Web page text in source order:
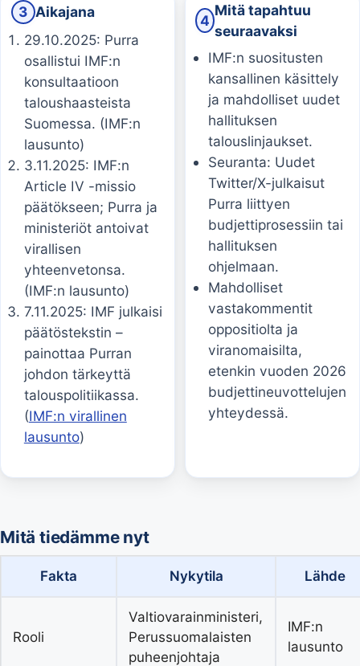
3 Aikajana
29.10.2025: Purra
osallistui IMF:n
konsultaatioon
taloushaasteista
Suomessa. (IMF:n
lausunto)
3.11.2025: IMF:n
Article IV -missio
päätökseen; Purra ja
ministeriöt antoivat
virallisen
yhteenvetonsa.
(IMF:n lausunto)
7.11.2025: IMF julkaisi
päätöstekstin –
painottaa Purran
johdon tärkeyttä
talouspolitiikassa.
(IMF:n virallinen
lausunto)
4
Mitä tapahtuu
seuraavaksi
IMF:n suositusten
kansallinen käsittely
ja mahdolliset uudet
hallituksen
talouslinjaukset.
Seuranta: Uudet
Twitter/X-julkaisut
Purra liittyen
budjettiprosessiin tai
hallituksen
ohjelmaan.
Mahdolliset
vastakommentit
oppositiolta ja
viranomaisilta,
etenkin vuoden 2026
budjettineuvottelujen
yhteydessä.
Mitä tiedämme nyt
Fakta Nykytila Lähde
Rooli
Valtiovarainministeri,
Perussuomalaisten
puheenjohtaja
IMF:n
lausunto